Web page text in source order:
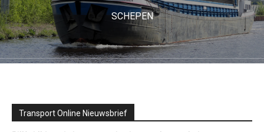
SCHEPEN
Transport Online Nieuwsbrief